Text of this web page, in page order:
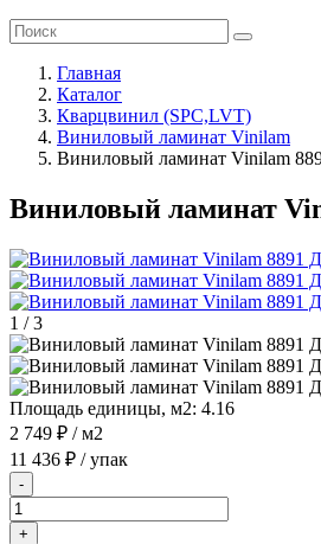
Главная
Каталог
Кварцвинил (SPC,LVT)
Виниловый ламинат Vinilam
Виниловый ламинат Vinilam
Виниловый ламинат
1 /3
Площадь единицы, м2: 4.16
2 749 ₽ / м2
11 436 ₽ / упак
-
+